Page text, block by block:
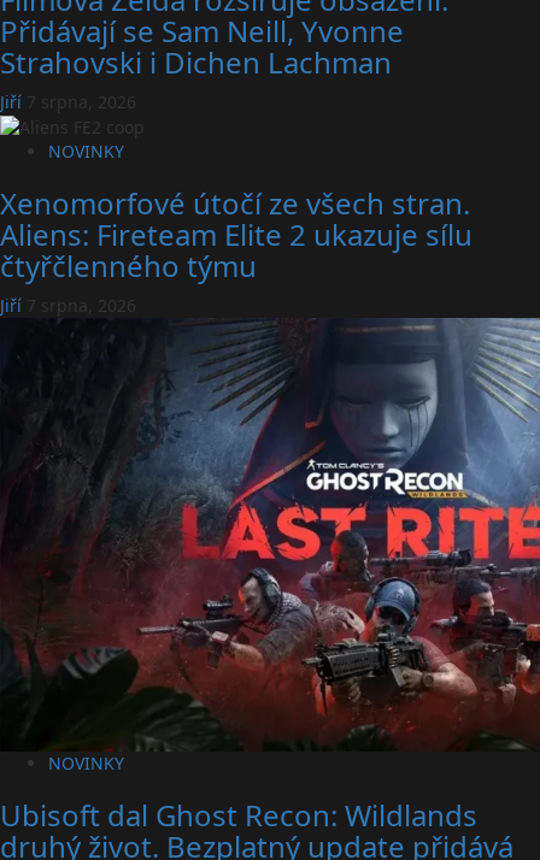
Přidávají se Sam Neill, Yvonne
Strahovski i Dichen Lachman
Jiří 7 srpna, 2026
NOVINKY
Xenomorfové útočí ze všech stran.
Aliens: Fireteam Elite 2 ukazuje sílu
čtyřčlenného týmu
Jiří 7 srpna, 2026
NOVINKY
Ubisoft dal Ghost Recon: Wildlands
druhý život. Bezplatný update přidává